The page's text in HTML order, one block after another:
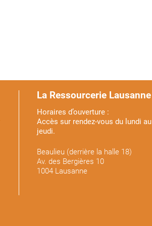
La Ressourcerie Lausanne
Horaires d’ouverture :
Accès sur rendez-vous du lundi au
jeudi.
Beaulieu (derrière la halle 18)
Av. des Bergières 10
1004 Lausanne